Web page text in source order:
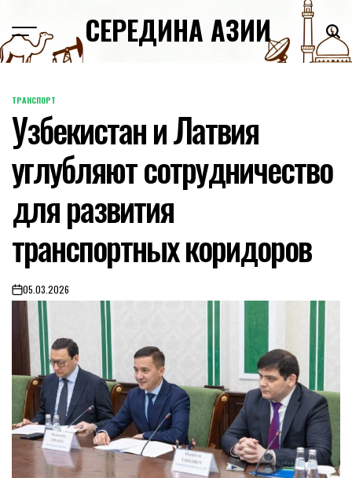
content
СЕРЕДИНА АЗИИ
POSTED
IN
ТРАНСПОРТ
Узбекистан и Латвия
углубляют сотрудничество
для развития
транспортных коридоров
on05.03.2026